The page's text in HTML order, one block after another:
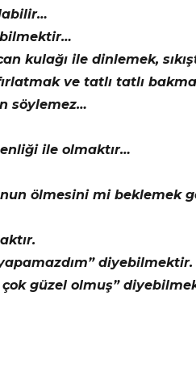
kulağı ile dinlemek,
ve tatlı tatlı
söylemez…
ile olmaktır…
ölmesini mi beklemek
diyebilmektir.
çok güzel olmuş”